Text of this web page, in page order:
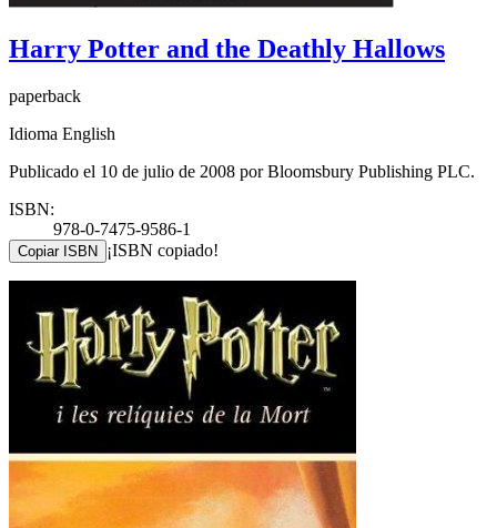
Harry Potter and the Deathly Hallows
paperback
Idioma English
Publicado el 10 de julio de 2008 por Bloomsbury Publishing PLC.
ISBN:
978-0-7475-9586-1
Copiar ISBN ¡ISBN copiado!